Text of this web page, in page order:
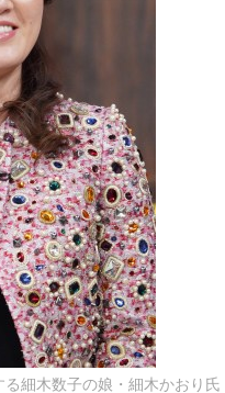
る細木数子の娘・細木かおり氏